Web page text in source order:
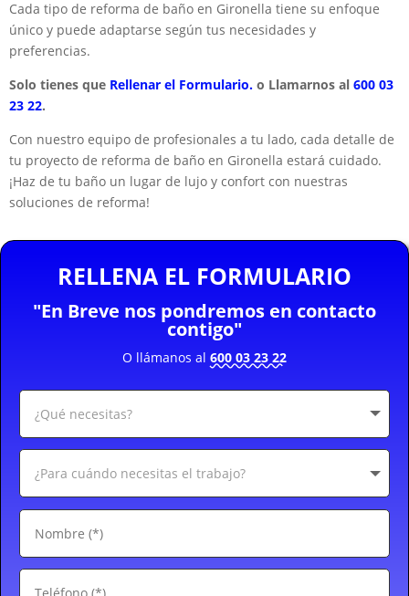
Cada tipo de reforma de baño en Gironella tiene su enfoque
único y puede adaptarse según tus necesidades y
preferencias.
Solo tienes que Rellenar el Formulario. o Llamarnos al 600 03
23 22.
Con nuestro equipo de profesionales a tu lado, cada detalle de
tu proyecto de reforma de baño en Gironella estará cuidado.
¡Haz de tu baño un lugar de lujo y confort con nuestras
soluciones de reforma!
RELLENA EL FORMULARIO
"En Breve nos pondremos en contacto
contigo"
O llámanos al 600 03 23 22